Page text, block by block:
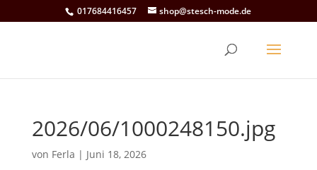
017684416457 shop@stesch-mode.de
2026/06/1000248150.jpg
von Ferla | Juni 18, 2026